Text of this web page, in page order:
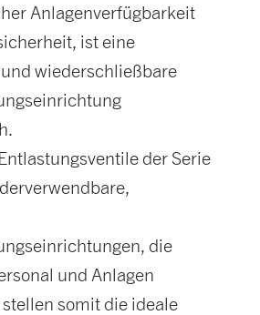
Anlagenverfügbarkeit
ist eine
wiederschließbare
der Serie
die
und Anlagen
somit die ideale